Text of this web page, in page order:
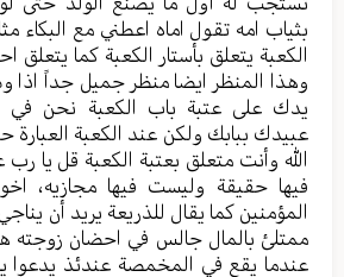
بثياب امه تقول اماه اعطني مع البكاء
الكعبة يتعلق بأستار الكعبة كما يتعلق
وهذا المنظر ايضا منظر جميل جداً
يدك على عتبة باب الكعبة نحن في
عبيدك ببابك ولكن عند الكعبة العبارة
الله وأنت متعلق بعتبة الكعبة قل يا رب
فيها حقيقة وليست فيها مجازيه،
المؤمنين كما يقال للذريعة يريد أن
ممتلئ بالمال جالس في احضان زوجته
عندما يقع في المخمصة عندئذ يدعوا